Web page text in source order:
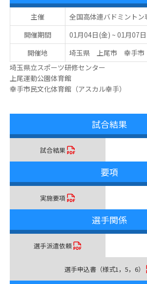
主催
全国高体連バドミントン
開催期間
01月04日(金) ~ 01月07
開催地
埼玉県 上尾市 幸手市
埼玉県立スポーツ研修センター
上尾運動公園体育館
幸手市民文化体育館（アスカル幸手）
試合結果
試合結果
要項
実施要項
選手関係
選手派遣依頼
選手申込書（様式1，5，6）